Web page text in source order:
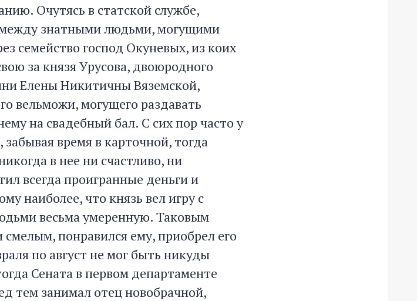
Очутясь в статской службе,
знатными людьми, могущими
семейство господ Окуневых, из коих
за князя Урусова, двоюродного
Елены Никитичны Вяземской,
вельможи, могущего раздавать
на свадебный бал. С сих пор часто у
время в карточной, тогда
в нее ни счастливо, ни
всегда проигранные деньги и
наиболее, что князь вел игру с
весьма умеренную. Таковым
понравился ему, приобрел его
по август не мог быть никуды
Сената в первом департаменте
тем занимал отец новобрачной,